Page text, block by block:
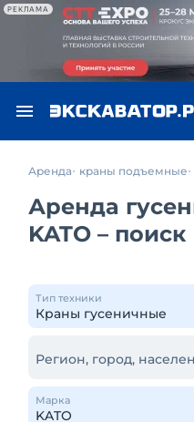
РЕКЛАМА
Аренда краны подъемные
Аренда
KATO – поиск
Тип техники
Регион, город,
Марка